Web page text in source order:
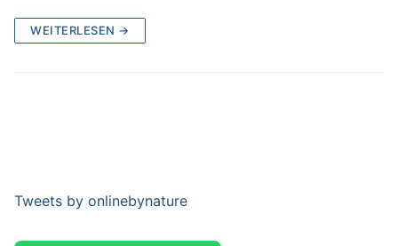
WEITERLESEN →
Tweets by onlinebynature